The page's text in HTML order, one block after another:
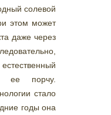
солевой
этом может
даже через
ее порчу.
стало
годы она